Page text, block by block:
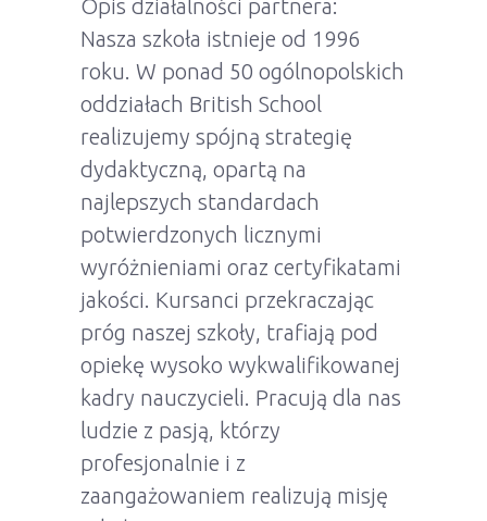
Opis działalności partnera:
Nasza szkoła istnieje od 1996
roku. W ponad 50 ogólnopolskich
oddziałach British School
realizujemy spójną strategię
dydaktyczną, opartą na
najlepszych standardach
potwierdzonych licznymi
wyróżnieniami oraz certyfikatami
jakości. Kursanci przekraczając
próg naszej szkoły, trafiają pod
opiekę wysoko wykwalifikowanej
kadry nauczycieli. Pracują dla nas
ludzie z pasją, którzy
profesjonalnie i z
zaangażowaniem realizują misję